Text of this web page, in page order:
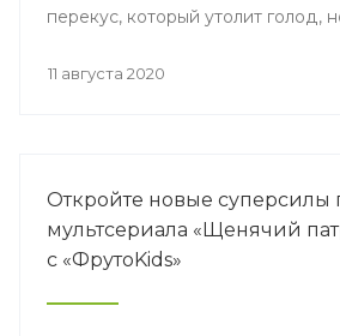
перекус, который утолит голод,
решить новинки от бренда
11 августа 2020
Откройте новые суперсилы
мультсериала «Щенячий
с «ФрутоKids»